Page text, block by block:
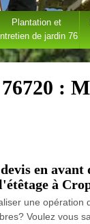
Plantation et
de jardin 76
:
en
à
une opération
Voulez vous